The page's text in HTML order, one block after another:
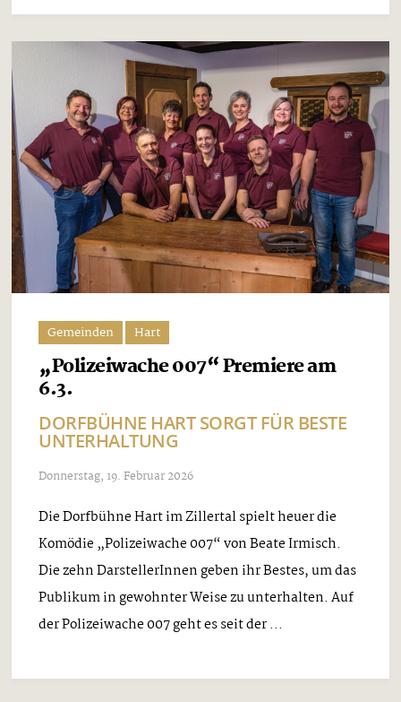
Gemeinden Hart
„Polizeiwache 007“ Premiere am
6.3.
DORFBÜHNE HART SORGT FÜR BESTE
UNTERHALTUNG
Donnerstag, 19. Februar 2026
Die Dorfbühne Hart im Zillertal spielt heuer die
Komödie „Polizeiwache 007“ von Beate Irmisch.
Die zehn DarstellerInnen geben ihr Bestes, um das
Publikum in gewohnter Weise zu unterhalten. Auf
der Polizeiwache 007 geht es seit der ...